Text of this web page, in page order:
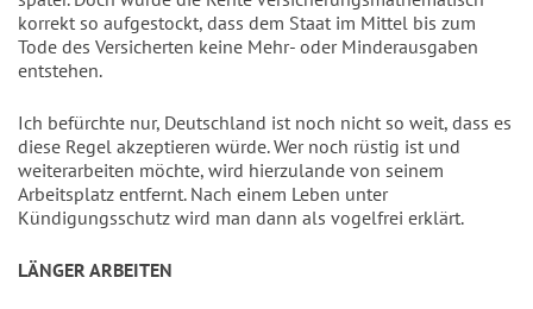
korrekt so aufgestockt, dass dem Staat im Mittel bis zum
Tode des Versicherten keine Mehr- oder Minderausgaben
entstehen.
Ich befürchte nur, Deutschland ist noch nicht so weit, dass es
diese Regel akzeptieren würde. Wer noch rüstig ist und
weiterarbeiten möchte, wird hierzulande von seinem
Arbeitsplatz entfernt. Nach einem Leben unter
Kündigungsschutz wird man dann als vogelfrei erklärt.
LÄNGER ARBEITEN